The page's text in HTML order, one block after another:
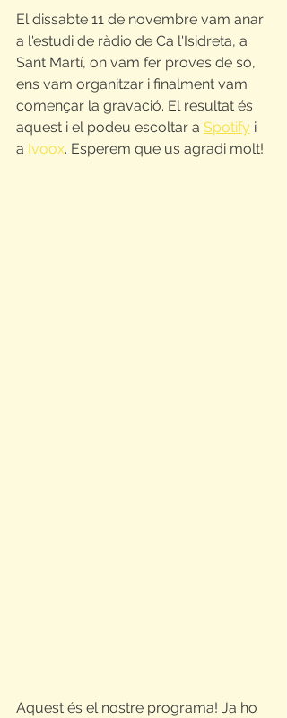
El dissabte 11 de novembre vam anar
a l'estudi de ràdio de Ca l'Isidreta, a
Sant Martí, on vam fer proves de so,
ens vam organitzar i finalment vam
començar la gravació. El resultat és
aquest i el podeu escoltar a Spotify i
a Ivoox. Esperem que us agradi molt!
Aquest és el nostre programa! Ja ho